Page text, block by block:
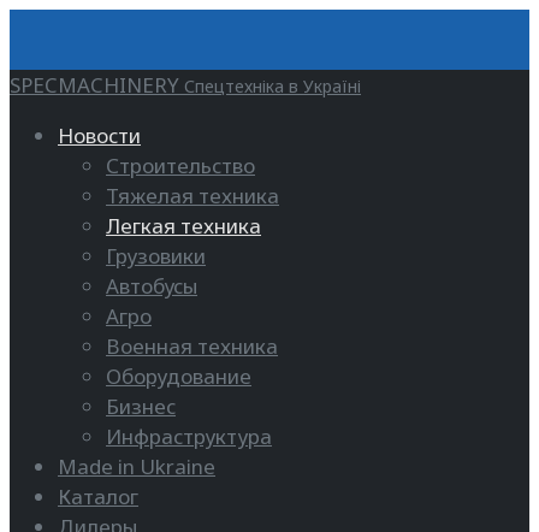
SPECMACHINERY Спецтехніка в Україні
Новости
Строительство
Тяжелая техника
Легкая техника
Грузовики
Автобусы
Агро
Военная техника
Оборудование
Бизнес
Инфраструктура
Made in Ukraine
Каталог